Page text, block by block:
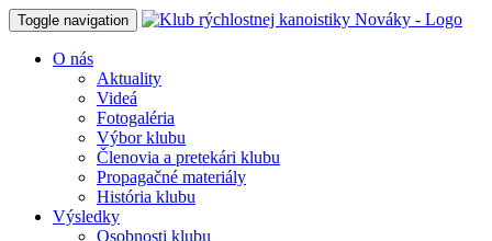
Toggle navigation
O nás
Aktuality
Videá
Fotogaléria
Výbor klubu
Členovia a pretekári klubu
Propagačné materiály
História klubu
Výsledky
Osobnosti klubu